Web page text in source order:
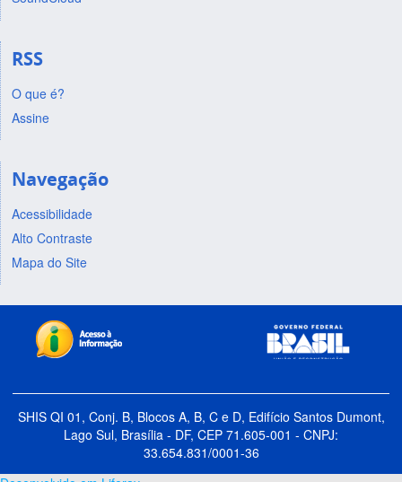
RSS
O que é?
Assine
Navegação
Acessibilidade
Alto Contraste
Mapa do Site
SHIS QI 01, Conj. B, Blocos A, B, C e D, Edifício Santos Dumont,
Lago Sul, Brasília - DF, CEP 71.605-001 - CNPJ:
33.654.831/0001-36